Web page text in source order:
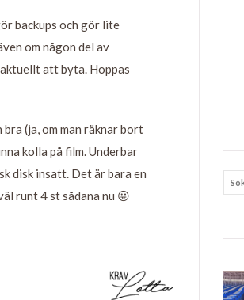
backups och gör lite
om någon del av
att byta. Hoppas
bra (ja, om man räknar bort
kolla på film. Underbar
disk insatt. Det är bara en
runt 4 st sådana nu 😛